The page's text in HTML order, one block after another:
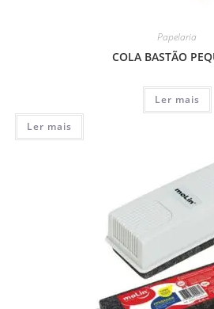
Papelaria
COLA BASTÃO
Ler mais
Ler mais